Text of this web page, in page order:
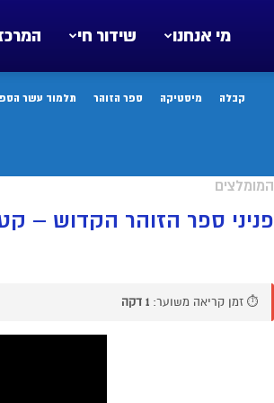
שידור חי מי אנחנו
קבלה מיסטיקה ספר הזוהר תלמוד עשר
המומלצים
פניני ספר הזוהר הקדוש –
⏱️ זמן קריאה משוער: 1 דקה